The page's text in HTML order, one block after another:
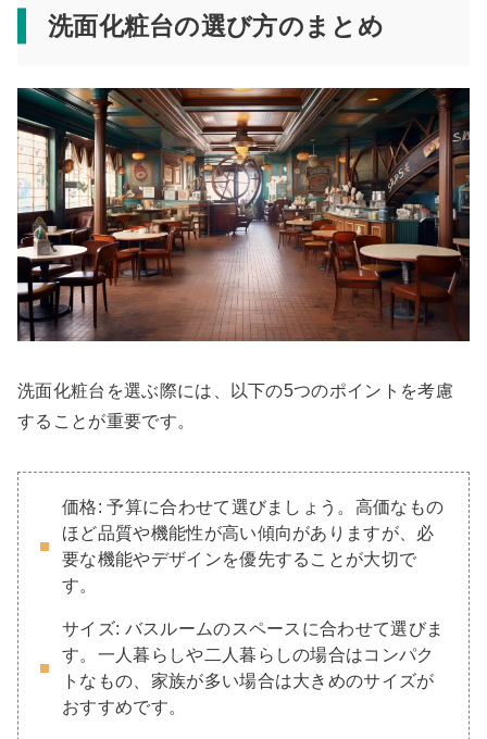
洗面化粧台の選び方のまとめ
洗面化粧台を選ぶ際には、以下の5つのポイントを考慮
することが重要です。
価格: 予算に合わせて選びましょう。高価なもの
ほど品質や機能性が高い傾向がありますが、必
要な機能やデザインを優先することが大切で
す。
サイズ: バスルームのスペースに合わせて選びま
す。一人暮らしや二人暮らしの場合はコンパク
トなもの、家族が多い場合は大きめのサイズが
おすすめです。